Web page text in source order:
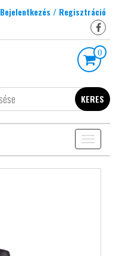
Bejelentkezés / Regisztráció
0
KERES
Toggle